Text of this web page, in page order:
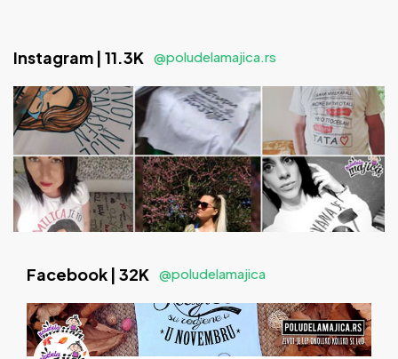
Instagram | 11.3K @poludelamajica.rs
Facebook | 32K @poludelamajica